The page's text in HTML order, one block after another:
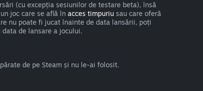
(cu excepția sesiunilor de testare beta), însă
joc care se află în acces timpuriu sau care oferă
nu poate fi jucat înainte de data lansării, poți
de lansare a jocului.
de pe Steam și nu le-ai folosit.